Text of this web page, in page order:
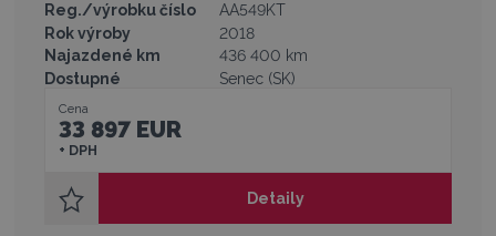
Reg./výrobku číslo
AA549KT
Rok výroby
2018
Najazdené km
436 400 km
Dostupné
Senec (SK)
Cena
33 897 EUR
+ DPH
Detaily